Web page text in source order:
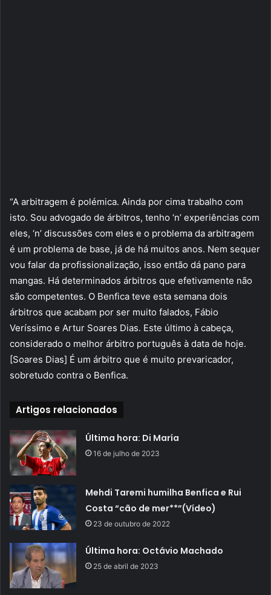
“A arbitragem é polémica. Ainda por cima trabalho com
isto. Sou advogado de árbitros, tenho ‘n’ experiências com
eles, ‘n’ discussões com eles e o problema da arbitragem
é um problema de base, já de há muitos anos. Nem sequer
vou falar da profissionalização, isso então dá pano para
mangas. Há determinados árbitros que efetivamente não
são competentes. O Benfica teve esta semana dois
árbitros que acabam por ser muito falados, Fábio
Veríssimo e Artur Soares Dias. Este último à cabeça,
considerado o melhor árbitro português à data de hoje.
[Soares Dias] É um árbitro que é muito prevaricador,
sobretudo contra o Benfica.
Artigos relacionados
Última hora: Di María
16 de julho de 2023
Mehdi Taremi humilha Benfica e Rui
Costa “cão de mer**”(Vídeo)
23 de outubro de 2022
Última hora: Octávio Machado
25 de abril de 2023